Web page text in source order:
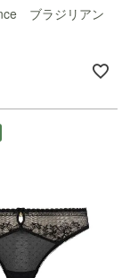
ブラジリアン